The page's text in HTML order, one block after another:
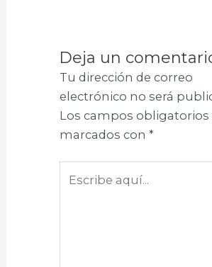
Deja un
Tu dirección de correo
electrónico no será
Los campos obligatorios
marcados con *